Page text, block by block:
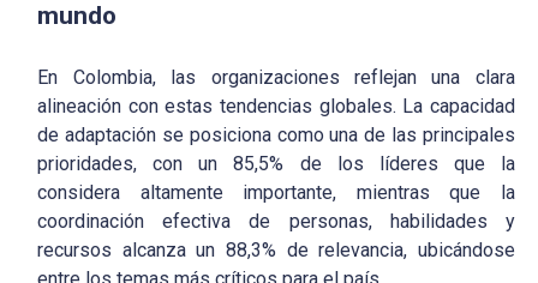
mundo
En Colombia, las organizaciones reflejan una clara
alineación con estas tendencias globales. La capacidad
de adaptación se posiciona como una de las principales
prioridades, con un 85,5% de los líderes que la
considera altamente importante, mientras que la
coordinación efectiva de personas, habilidades y
recursos alcanza un 88,3% de relevancia, ubicándose